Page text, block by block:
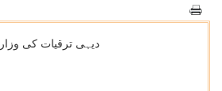
دیہی ترقیات کی